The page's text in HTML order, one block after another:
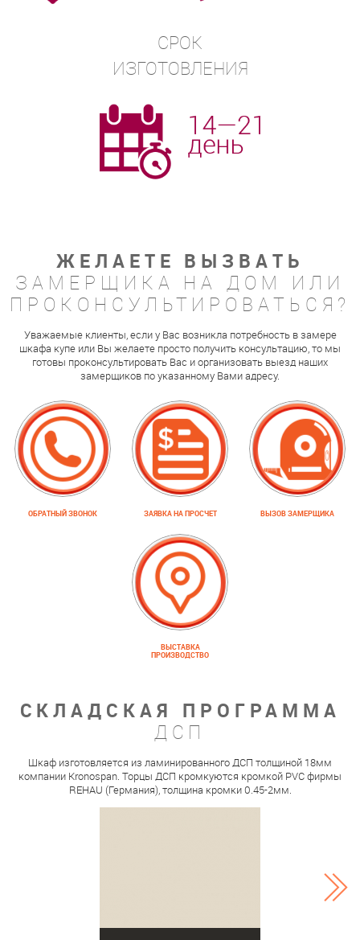
СРОК
ИЗГОТОВЛЕНИЯ
ЖЕЛАЕТЕ ВЫЗВАТЬ
ЗАМЕРЩИКА НА ДОМ ИЛИ
ПРОКОНСУЛЬТИРОВАТЬСЯ?
Уважаемые клиенты, если у Вас возникла потребность в замере
шкафа купе или Вы желаете просто получить консультацию, то мы
готовы проконсультировать Вас и организовать выезд наших
замерщиков по указанному Вами адресу.
ОБРАТНЫЙ ЗВОНОК ЗАЯВКА НА ПРОСЧЕТ ВЫЗОВ ЗАМЕРЩИКА
ВЫСТАВКА
ПРОИЗВОДСТВО
СКЛАДСКАЯ ПРОГРАММА
ДСП
Шкаф изготовляется из ламинированного ДСП толщиной 18мм
компании Kronospan. Торцы ДСП кромкуются кромкой PVC фирмы
REHAU (Германия), толщина кромки 0.45-2мм.